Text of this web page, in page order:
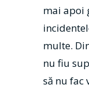
mai apoi
multe.
nu fiu
să nu fac